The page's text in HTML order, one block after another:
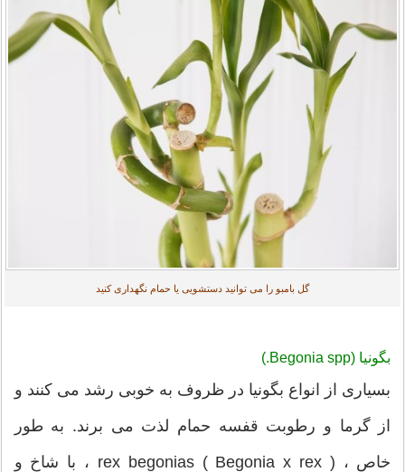
گل بامبو را می توانید دستشویی یا حمام نگهداری کنید
بگونیا (Begonia spp.)
بسیاری از انواع بگونیا در ظروف به خوبی رشد می کنند و
از گرما و رطوبت قفسه حمام لذت می برند. به طور
خاص ، rex begonias ( Begonia x rex ) ، با شاخ و